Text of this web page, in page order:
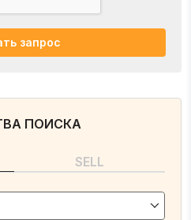
запрос
ПОИСКА
SELL